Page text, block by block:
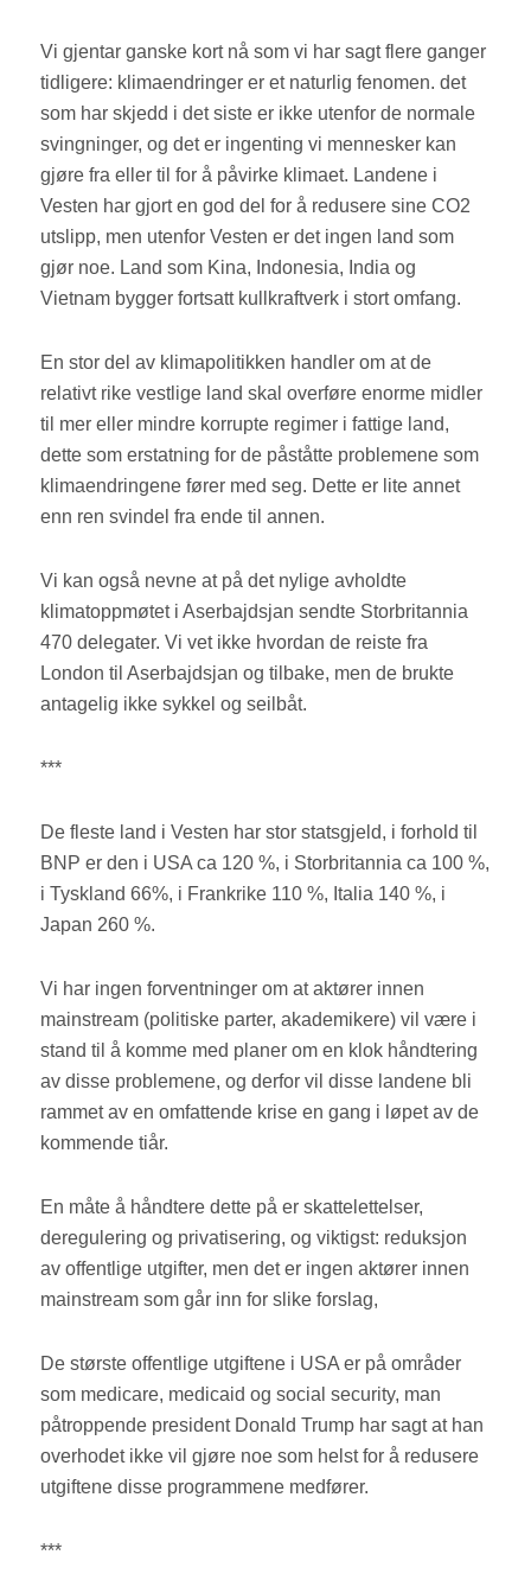
Vi gjentar ganske kort nå som vi har sagt flere ganger
tidligere: klimaendringer er et naturlig fenomen. det
som har skjedd i det siste er ikke utenfor de normale
svingninger, og det er ingenting vi mennesker kan
gjøre fra eller til for å påvirke klimaet. Landene i
Vesten har gjort en god del for å redusere sine CO2
utslipp, men utenfor Vesten er det ingen land som
gjør noe. Land som Kina, Indonesia, India og
Vietnam bygger fortsatt kullkraftverk i stort omfang.
En stor del av klimapolitikken handler om at de
relativt rike vestlige land skal overføre enorme midler
til mer eller mindre korrupte regimer i fattige land,
dette som erstatning for de påståtte problemene som
klimaendringene fører med seg. Dette er lite annet
enn ren svindel fra ende til annen.
Vi kan også nevne at på det nylige avholdte
klimatoppmøtet i Aserbajdsjan sendte Storbritannia
470 delegater. Vi vet ikke hvordan de reiste fra
London til Aserbajdsjan og tilbake, men de brukte
antagelig ikke sykkel og seilbåt.
***
De fleste land i Vesten har stor statsgjeld, i forhold til
BNP er den i USA ca 120 %, i Storbritannia ca 100 %,
i Tyskland 66%, i Frankrike 110 %, Italia 140 %, i
Japan 260 %.
Vi har ingen forventninger om at aktører innen
mainstream (politiske parter, akademikere) vil være i
stand til å komme med planer om en klok håndtering
av disse problemene, og derfor vil disse landene bli
rammet av en omfattende krise en gang i løpet av de
kommende tiår.
En måte å håndtere dette på er skattelettelser,
deregulering og privatisering, og viktigst: reduksjon
av offentlige utgifter, men det er ingen aktører innen
mainstream som går inn for slike forslag,
De største offentlige utgiftene i USA er på områder
som medicare, medicaid og social security, man
påtroppende president Donald Trump har sagt at han
overhodet ikke vil gjøre noe som helst for å redusere
utgiftene disse programmene medfører.
***